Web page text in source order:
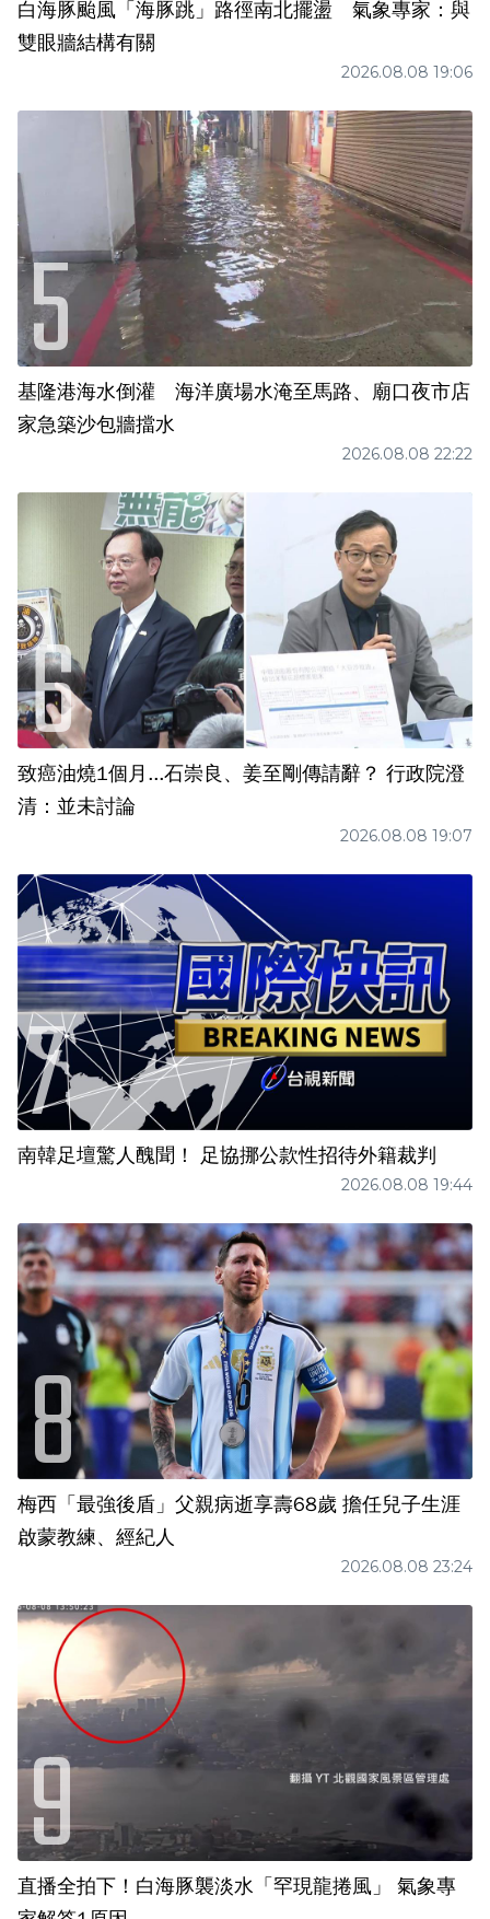
白海豚颱風「海豚跳」路徑南北擺盪 氣象專家：與
雙眼牆結構有關
2026.08.08 19:06
基隆港海水倒灌 海洋廣場水淹至馬路、廟口夜市店
家急築沙包牆擋水
2026.08.08 22:22
致癌油燒1個月...石崇良、姜至剛傳請辭？ 行政院澄
清：並未討論
2026.08.08 19:07
南韓足壇驚人醜聞！ 足協挪公款性招待外籍裁判
2026.08.08 19:44
梅西「最強後盾」父親病逝享壽68歲 擔任兒子生涯
啟蒙教練、經紀人
2026.08.08 23:24
直播全拍下！白海豚襲淡水「罕現龍捲風」 氣象專